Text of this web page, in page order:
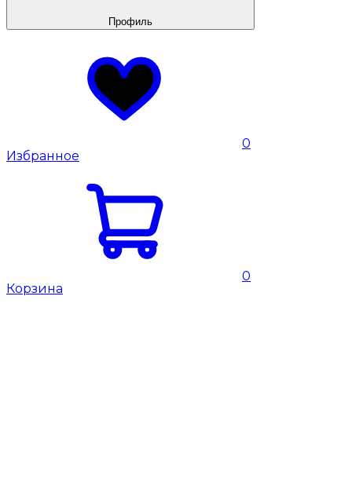
Профиль
0
Избранное
0
Корзина